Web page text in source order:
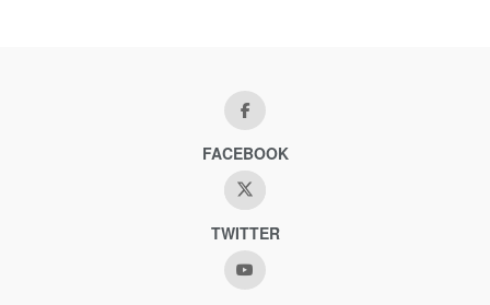
FACEBOOK
TWITTER